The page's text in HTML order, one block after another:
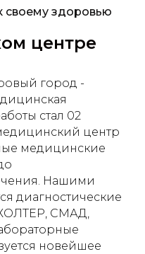
своему здоровью
центре
город -
стал 02
центр
медицинские
Нашими
диагностические
ХОЛТЕР, СМАД,
новейшее